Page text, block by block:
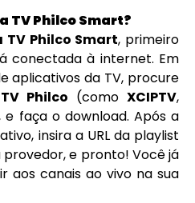
TV Philco Smart?
TV Philco Smart, primeiro
conectada à internet. Em
aplicativos da TV, procure
Philco (como XCIPTV,
e faça o download. Após a
insira a URL da playlist
provedor, e pronto! Você já
aos canais ao vivo na sua